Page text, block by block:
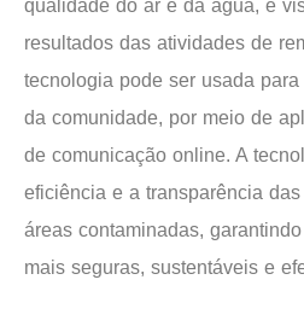
qualidade do ar e da água, e
resultados das atividades de
tecnologia pode ser usada
da comunidade, por meio de
de comunicação online. A
eficiência e a transparência
áreas contaminadas,
mais seguras, sustentáveis e